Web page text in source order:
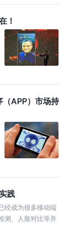
！
APP）市场持
践
经成为很多移动端
测、人脸对比等并